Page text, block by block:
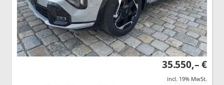
35.550,– €
incl. 19% MwSt.